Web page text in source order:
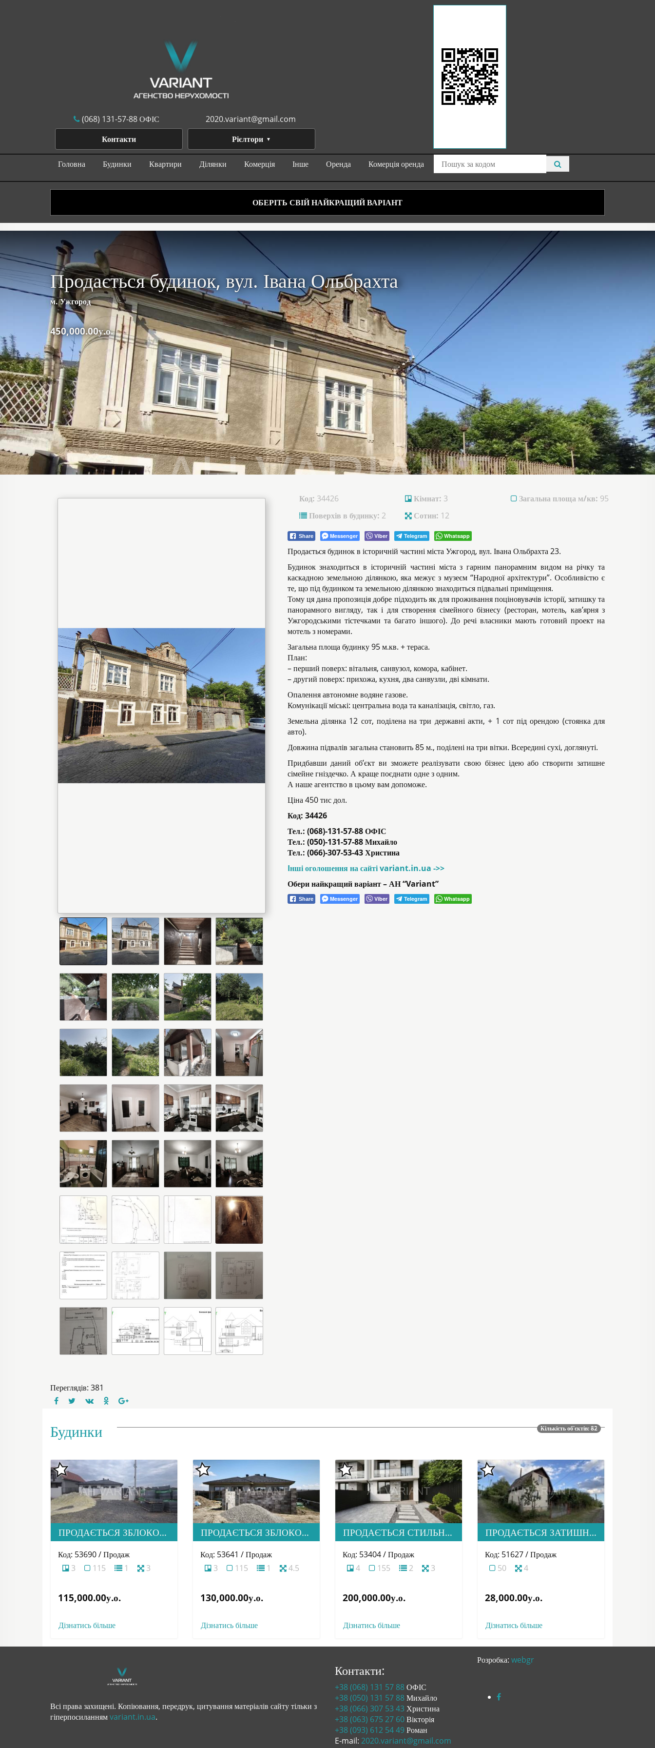
(068) 131-57-88 ОФІС
2020.variant@gmail.com
Контакти
Рієлтори
Головна Будинки Квартири Ділянки Комерція Інше Оренда Комерція оренда
ОБЕРІТЬ СВІЙ НАЙКРАЩИЙ ВАРІАНТ
Продається будинок, вул. Івана Ольбрахта
м. Ужгород
450,000.00у.о.
Код: 34426 Кімнат: 3 Загальна площа м/кв: 95
Поверхів в будинку: 2 Сотин: 12
Share Messenger Viber Telegram Whatsapp
Продається будинок в історичній частині міста Ужгород, вул. Івана Ольбрахта 23.
Будинок знаходиться в історичній частині міста з гарним панорамним видом на річку та
каскадною земельною ділянкою, яка межує з музеєм “Народної архітектури”. Особливістю є
те, що під будинком та земельною ділянкою знаходиться підвальні приміщення.
Тому ця дана пропозиція добре підходить як для проживання поціновувачів історії, затишку та
панорамного вигляду, так і для створення сімейного бізнесу (ресторан, мотель, кав’ярня з
Ужгородськими тістечками та багато іншого). До речі власники мають готовий проект на
мотель з номерами.
Загальна площа будинку 95 м.кв. + тераса.
План:
– перший поверх: вітальня, санвузол, комора, кабінет.
– другий поверх: прихожа, кухня, два санвузли, дві кімнати.
Опалення автономне водяне газове.
Комунікації міські: центральна вода та каналізація, світло, газ.
Земельна ділянка 12 сот, поділена на три державні акти, + 1 сот під орендою (стоянка для
авто).
Довжина підвалів загальна становить 85 м., поділені на три вітки. Всередині сухі, доглянуті.
Придбавши даний об’єкт ви зможете реалізувати свою бізнес ідею або створити затишне
сімейне гніздечко. А краще поєднати одне з одним.
А наше агентство в цьому вам допоможе.
Ціна 450 тис дол.
Код: 34426
Тел.: (068)-131-57-88 ОФІС
Тел.: (050)-131-57-88 Михайло
Тел.: (066)-307-53-43 Христина
Iнші оголошення на сайті variant.in.ua ->>
Обери найкращий варіант – АН “Variant”
Share Messenger Viber Telegram Whatsapp
Переглядів: 381
Будинки Кількість об'єктів: 82
ПРОДАЄТЬСЯ ЗБЛОКОВАНА АМЕРИКАНКА НА СТАДІЇ БУДІВНИЦТВА В М. УЖГОРОД
Код: 53690 / Продаж
3
115 1 3
115,000.00у.о.
Дізнатись більше
ПРОДАЄТЬСЯ ЗБЛОКОВАНА АМЕРИКАНКА НА СТАДІЇ БУДІВНИЦТВА В ПРЕСТИЖНОМУ МІК. СТОРОДНИЦЯ
Код: 53641 / Продаж
3
115 1 4.5
130,000.00у.о.
Дізнатись більше
ПРОДАЄТЬСЯ СТИЛЬНИЙ КУТОВИЙ КОТЕДЖ У ПРЕСТИЖНОМУ МІКРОРАЙОНІ МИНАЙ
Код: 53404 / Продаж
4
155 2 3
200,000.00у.о.
Дізнатись більше
ПРОДАЄТЬСЯ ЗАТИШНИЙ ДАЧНИЙ БУДИНОК В М. УЖГОРОД
Код: 51627 / Продаж
50
4
28,000.00у.о.
Дізнатись більше
Всі права захищені. Копіювання, передрук, цитування матеріалів сайту тільки з
гіперпосиланнямvariant.in.ua.
Контакти:
+38 (068) 131 57 88ОФІС
+38 (050) 131 57 88Михайло
+38 (066) 307 53 43 Христина
+38 (063) 675 27 60Вікторія
+38 (093) 612 54 49Роман
E-mail: 2020.variant@gmail.com
Розробка: webgr